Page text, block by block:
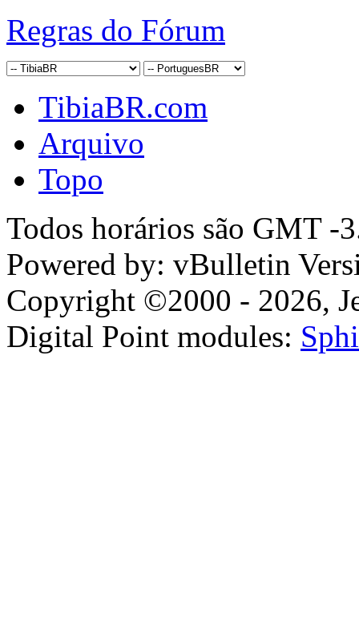
Regras do Fórum
TibiaBR.com
Arquivo
Topo
Todos horários são GMT -
Powered by: vBulletin
Copyright ©2000 - 2026,
Digital Point modules: